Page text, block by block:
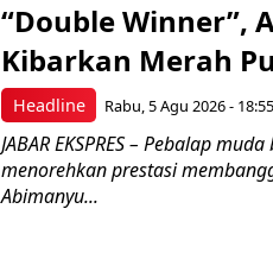
Headline
“Double Winner”,
Kibarkan Merah
Rabu, 5 Agu 2026 - 18:55
JABAR EKSPRES – Pebalap
menorehkan prestasi
Abimanyu...